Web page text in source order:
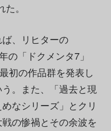
。
、リヒターの
の「ドクメンタ7」
初の作品群を発表し
。また、「過去と現
なシリーズ」とクリ
の惨禍とその余波を